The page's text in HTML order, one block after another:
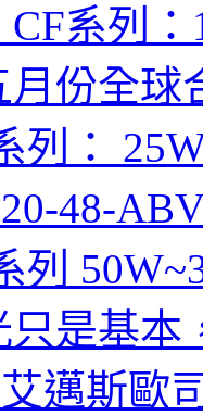
系列：
月份全球
列：
48-
列
只是基本
邁斯歐